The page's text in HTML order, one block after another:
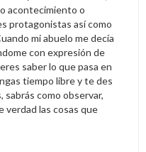
acontecimiento o
protagonistas así como
mi abuelo me decía
con expresión de
saber lo que pasa en
tiempo libre y te des
sabrás como observar,
verdad las cosas que